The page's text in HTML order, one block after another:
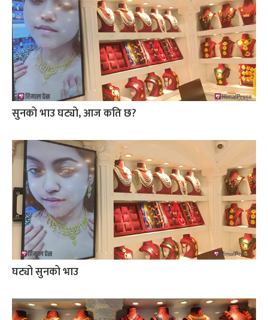
सुनको भाउ घट्यो, आज कति छ?
घट्यो सुनको भाउ